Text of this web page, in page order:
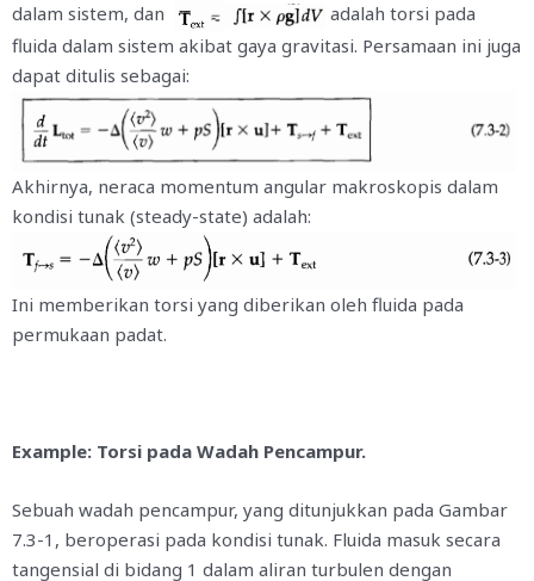
dalam sistem, dan
adalah torsi pada
fluida dalam sistem akibat gaya gravitasi. Persamaan ini juga
dapat ditulis sebagai:
Akhirnya, neraca momentum angular makroskopis dalam
kondisi tunak (steady-state) adalah:
Ini memberikan torsi yang diberikan oleh fluida pada
permukaan padat.
Example: Torsi pada Wadah Pencampur.
Sebuah wadah pencampur, yang ditunjukkan pada Gambar
7.3-1, beroperasi pada kondisi tunak. Fluida masuk secara
tangensial di bidang 1 dalam aliran turbulen dengan